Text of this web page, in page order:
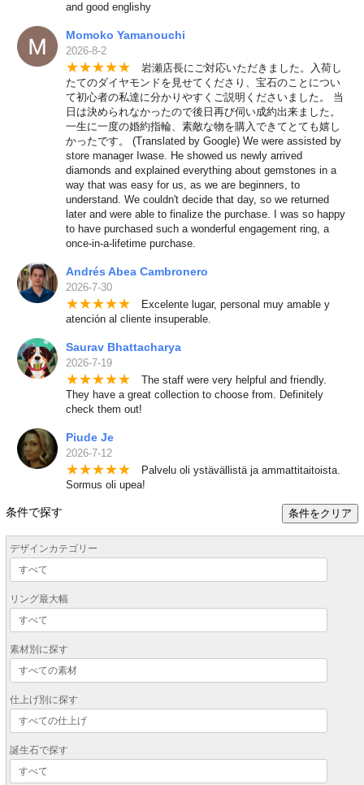
and good englishy
Momoko Yamanouchi
2026-8-2
★★★★★ 岩瀬店長にご対応いただきました。入荷し
たてのダイヤモンドを見せてくださり、宝石のことについ
て初心者の私達に分かりやすくご説明くださいました。 当
日は決められなかったので後日再び伺い成約出来ました。
一生に一度の婚約指輪、素敵な物を購入できてとても嬉し
かったです。 (Translated by Google) We were assisted by
store manager Iwase. He showed us newly arrived
diamonds and explained everything about gemstones in a
way that was easy for us, as we are beginners, to
understand. We couldn't decide that day, so we returned
later and were able to finalize the purchase. I was so happy
to have purchased such a wonderful engagement ring, a
once-in-a-lifetime purchase.
Andrés Abea Cambronero
2026-7-30
★★★★★ Excelente lugar, personal muy amable y
atención al cliente insuperable.
Saurav Bhattacharya
2026-7-19
★★★★★ The staff were very helpful and friendly.
They have a great collection to choose from. Definitely
check them out!
Piude Je
2026-7-12
★★★★★ Palvelu oli ystävällistä ja ammattitaitoista.
Sormus oli upea!
条件で探す 条件をクリア
デザインカテゴリー
リング最大幅
素材別に探す
仕上げ別に探す
誕生石で探す